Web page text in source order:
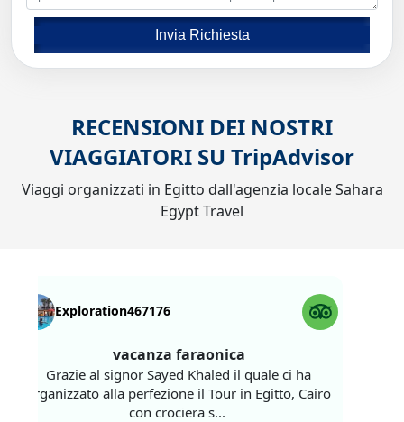
Invia Richiesta
RECENSIONI DEI NOSTRI
VIAGGIATORI SU TripAdvisor
Viaggi organizzati in Egitto dall'agenzia locale Sahara
Egypt Travel
Exploration467176
vacanza faraonica
Grazie al signor Sayed Khaled il quale ci ha
alla perfezione il Tour in Egitto, Cairo
con crociera s...